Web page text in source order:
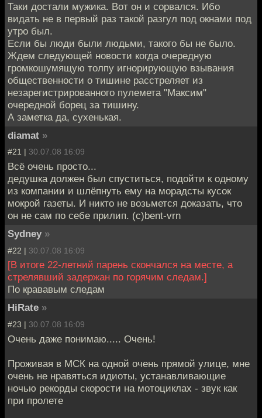
Таки достали мужика. Вот он и сорвался. Ибо
видать не в первый раз такой разгул под окнами под
утро был.
Если бы люди были людьми, такого бы не было.
Ждем следующей новости когда очередную
громкошумящую толпу игнорирующую взывания
общественности о тишине расстреляет из
незарегистрированного пулемета "Максим"
очередной борец за тишину.
А заметка да, сухенькая.
diamat »
#21 | 30.07.08 16:09
Всё очень просто...
дедушка должен был спуститься, подойти к одному
из компании и шлёпнуть ему на морадсты кусок
мокрой газеты. И никто не возьмется доказать, что
он не сам по себе прилип. (с)bent-vrn
Sydney »
#22 | 30.07.08 16:09
[В итоге 22-летний парень скончался на месте, а
стрелявший задержан по горячим следам.]
По крававым следам
HiRate »
#23 | 30.07.08 16:09
Очень даже понимаю..... Очень!
Проживая в МСК на одной очень прямой улице, мне
очень не нравяться идиоты, устанавливающие
ночью рекорды скорости на мотоциклах - звук как
при пролете